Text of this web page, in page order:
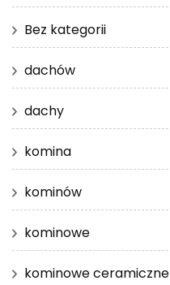
Bez kategorii
dachów
dachy
komina
kominów
kominowe
kominowe ceramiczne